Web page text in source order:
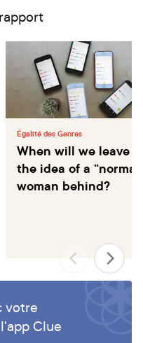
Égalité des Genres
When will we leave
the idea of a
woman behind?
votre
Clue